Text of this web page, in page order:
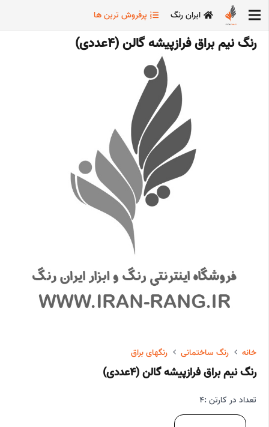
ایران رنگ پرفروش ترین ها
رنگ نیم براق فرازپیشه گالن (4عددی)
خانه رنگ ساختمانی رنگهای براق
رنگ نیم براق فرازپیشه گالن (4عددی)
تعداد در کارتن :4